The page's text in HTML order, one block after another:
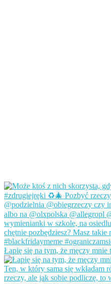
Łapię się na tym, że męczy mnie